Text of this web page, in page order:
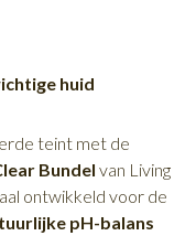
huid
teint met de
Bundel van Living
ontwikkeld voor de
pH-balans